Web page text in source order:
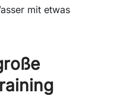
mit etwas